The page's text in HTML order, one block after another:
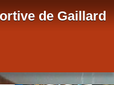
de Gaillard